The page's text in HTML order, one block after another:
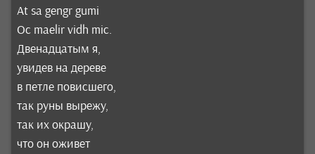
At sa gengr gumi
Oc maelir vidh mic.
Двенадцатым я,
увидев на дереве
в петле повисшего,
так руны вырежу,
так их окрашу,
что он оживет